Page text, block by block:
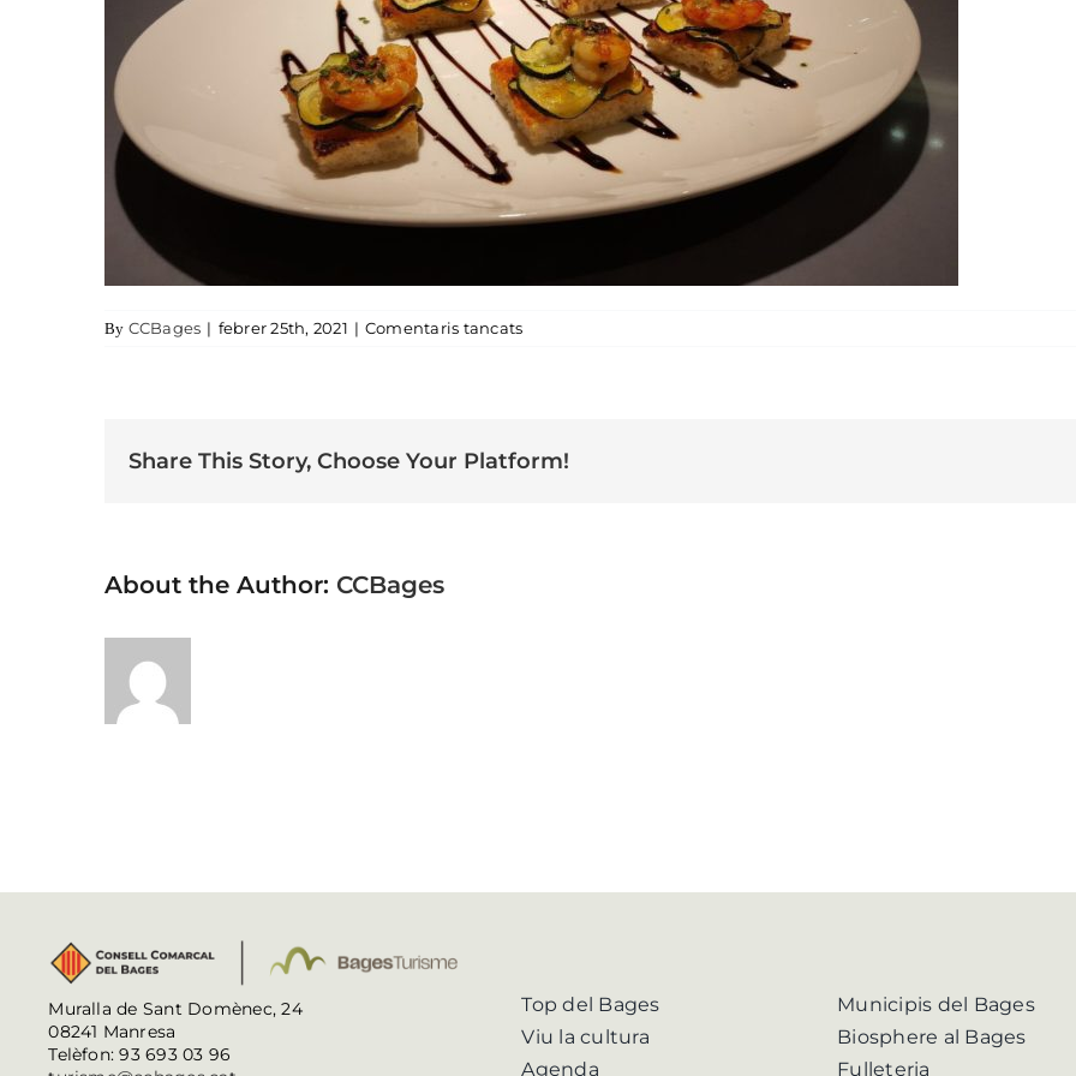
By CCBages | febrer 25th, 2021 | Comentaris tancatsa olivera
Share This Story, Choose Your Platform!
About the Author: CCBages
Muralla de Sant Domènec, 24
08241 Manresa
Telèfon: 93 693 03 96
Top del Bages
Viu la cultura
Agenda
Municipis del Bages
Biosphere al Bages
Fulleteria